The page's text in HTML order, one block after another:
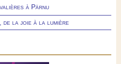
à Pärnu
de la joie à la lumière